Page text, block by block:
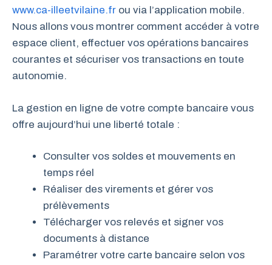
www.ca-illeetvilaine.fr ou via l’application mobile.
Nous allons vous montrer comment accéder à votre
espace client, effectuer vos opérations bancaires
courantes et sécuriser vos transactions en toute
autonomie.
La gestion en ligne de votre compte bancaire vous
offre aujourd’hui une liberté totale :
Consulter vos soldes et mouvements en
temps réel
Réaliser des virements et gérer vos
prélèvements
Télécharger vos relevés et signer vos
documents à distance
Paramétrer votre carte bancaire selon vos